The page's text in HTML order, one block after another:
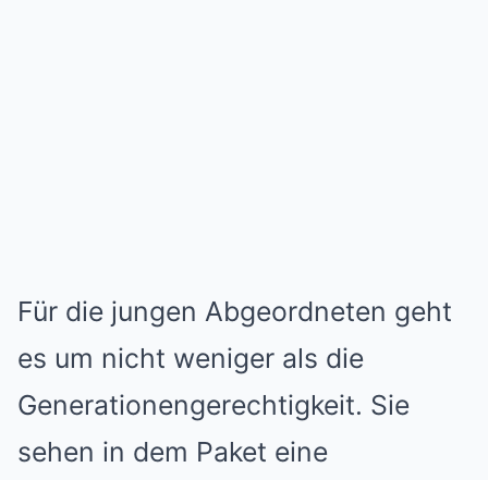
Für die jungen Abgeordneten geht
es um nicht weniger als die
Generationengerechtigkeit. Sie
sehen in dem Paket eine